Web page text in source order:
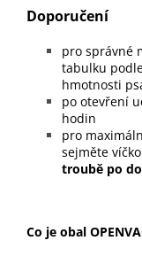
Doporučení
pro správné
tabulku
hmotnosti
po otevření
hodin
pro
sejměte
troubě po
Co je obal